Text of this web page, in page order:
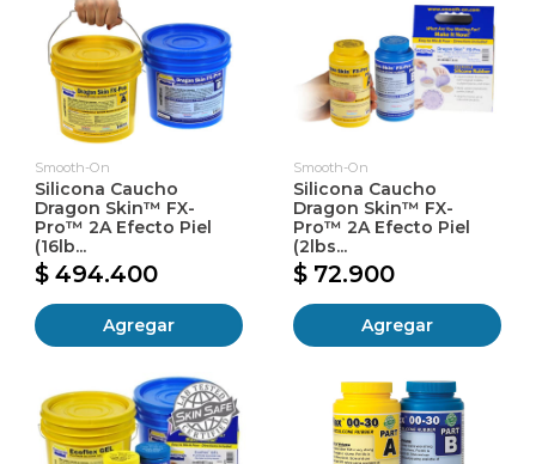
Smooth-On
Silicona Caucho
Dragon Skin™ FX-
Pro™ 2A Efecto Piel
(16lb...
$ 494.400
Agregar
Smooth-On
Silicona Caucho
Dragon Skin™ FX-
Pro™ 2A Efecto Piel
(2lbs...
$ 72.900
Agregar